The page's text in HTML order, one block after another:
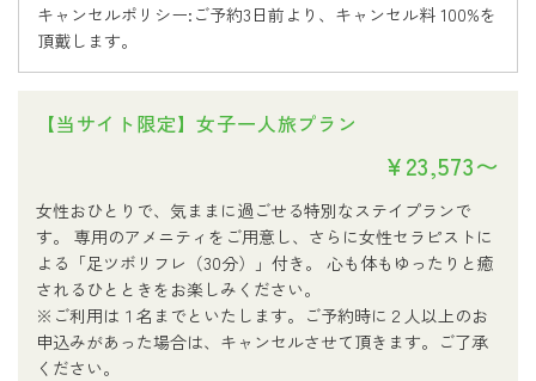
キャンセルポリシー:ご予約3日前より、キャンセル料 100%を
頂戴します。
【当サイト限定】女子一人旅プラン
¥23,573〜
女性おひとりで、気ままに過ごせる特別なステイプランで
す。 専用のアメニティをご用意し、さらに女性セラピストに
よる「足ツボリフレ（30分）」付き。 心も体もゆったりと癒
されるひとときをお楽しみください。
※ご利用は１名までといたします。ご予約時に２人以上のお
申込みがあった場合は、キャンセルさせて頂きます。ご了承
ください。